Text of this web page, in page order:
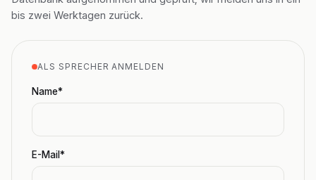
bis zwei Werktagen zurück.
ALS SPRECHER ANMELDEN
Name*
E-Mail*